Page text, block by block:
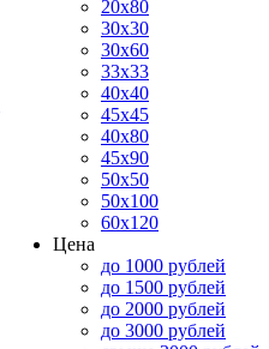
20x80
30x30
30x60
33x33
40x40
45x45
40x80
45x90
50x50
50x100
60x120
Цена
до 1000 рублей
до 1500 рублей
до 2000 рублей
до 3000 рублей